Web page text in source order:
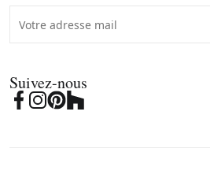
Suivez-nous